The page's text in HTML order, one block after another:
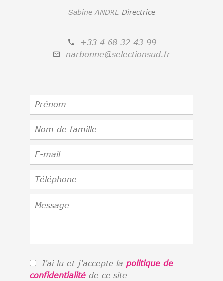
Sabine ANDRE Directrice
+33 4 68 32 43 99
narbonne@selectionsud.fr
J’ai lu et j'accepte la politique de
confidentialité de ce site